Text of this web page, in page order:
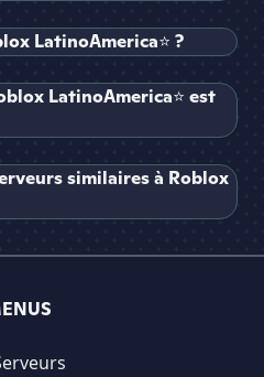
LatinoAmerica⭐ ?
LatinoAmerica⭐ est
similaires à Roblox